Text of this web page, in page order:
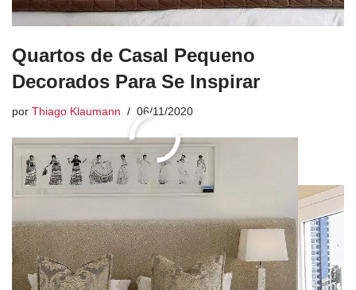
Quartos de Casal Pequeno
Decorados Para Se Inspirar
por Thiago Klaumann 06/11/2020